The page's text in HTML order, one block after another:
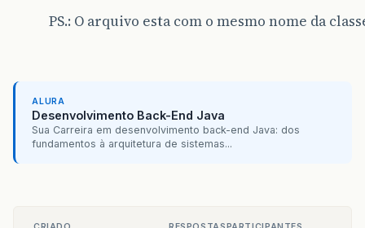
PS.: O arquivo esta com o mesmo nome da
ALURA
Desenvolvimento Back-End Java
Sua Carreira em desenvolvimento back-end Java: dos
fundamentos à arquitetura de sistemas...